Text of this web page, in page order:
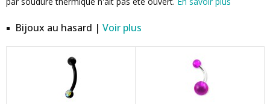
Bijoux au hasard | Voir plus